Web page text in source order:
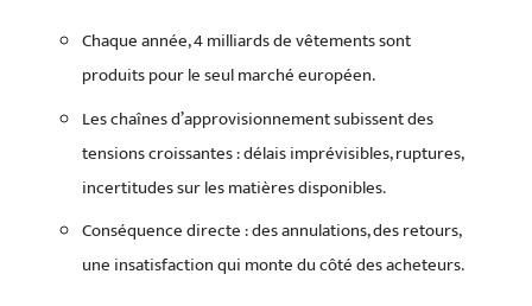
Chaque année, 4 milliards de vêtements sont
produits pour le seul marché européen.
Les chaînes d’approvisionnement subissent des
tensions croissantes : délais imprévisibles, ruptures,
incertitudes sur les matières disponibles.
Conséquence directe : des annulations, des retours,
une insatisfaction qui monte du côté des acheteurs.